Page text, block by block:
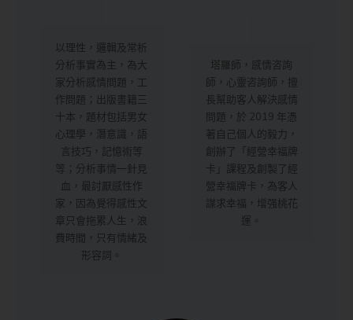
以理性，邏輯及常析
分析事實為主，為大
家分析感情問題，工
作問題；出版書籍三
十本，題材包括男女
心理學，潛意識，語
言技巧，記憶術等
等；分析事情一針見
血，最討厭感性作
家，因為覺得感性文
章只會拖累人生，浪
費時間，只有情緒及
形容詞。
塔羅師，感情咨詢
師，心靈咨詢師，擅
長幫助客人解決感情
問題，於 2019 年憑
著自己個人的毅力，
創辦了「經營幸福牌
卡」課程及創製了經
營幸福牌卡，為客人
謀求幸福，增强桃花
運。